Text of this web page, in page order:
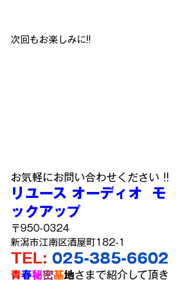
次回もお楽しみに!!
お気軽にお問い合わせください !!
リユース オーディオ  モ
ックアップ
〒950-0324
新潟市江南区酒屋町182-1
TEL: 025-385-6602
青春秘密基地さまで紹介して頂き